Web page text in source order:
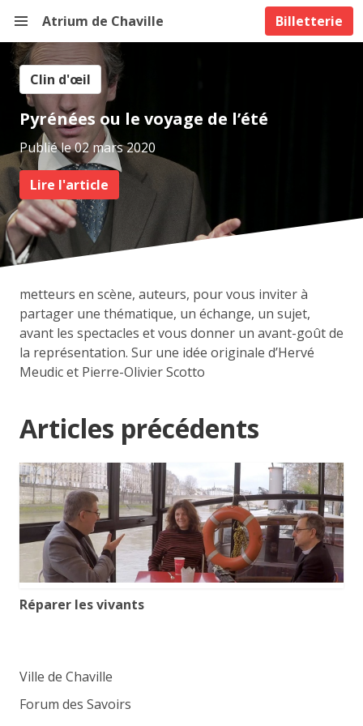
Atrium de Chaville Billetterie
Clin d'œil
Pyrénées ou le voyage de l’été
Publié le 02 mars 2020
Lire l'article
metteurs en scène, auteurs, pour vous inviter à
partager une thématique, un échange, un sujet,
avant les spectacles et vous donner un avant-goût de
la représentation. Sur une idée originale d’Hervé
Meudic et Pierre-Olivier Scotto
Articles précédents
Réparer les vivants
Ville de Chaville
Forum des Savoirs